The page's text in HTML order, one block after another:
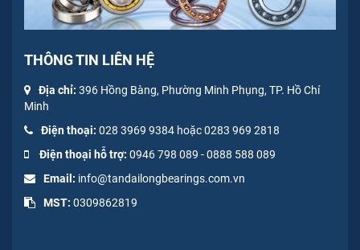
THÔNG TIN LIÊN HỆ
Địa chỉ: 396 Hồng Bàng, Phường Minh Phụng, TP. Hồ Chí
Minh
Điện thoại: 028 3969 9384 hoặc 0283 969 2818
Điện thoại hỗ trợ: 0946 798 089 -0888 588 089
Email: info@tandailongbearings.com.vn
MST: 0309862819